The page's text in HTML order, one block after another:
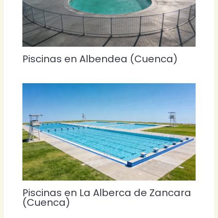
Piscinas en Albendea (Cuenca)
Piscinas en La Alberca de Zancara
(Cuenca)